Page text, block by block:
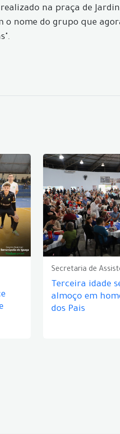
na praça de
o nome do grupo que
Secretaria de
Terceira idade
almoço em
dos Pais